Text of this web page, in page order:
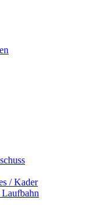
/ Kader